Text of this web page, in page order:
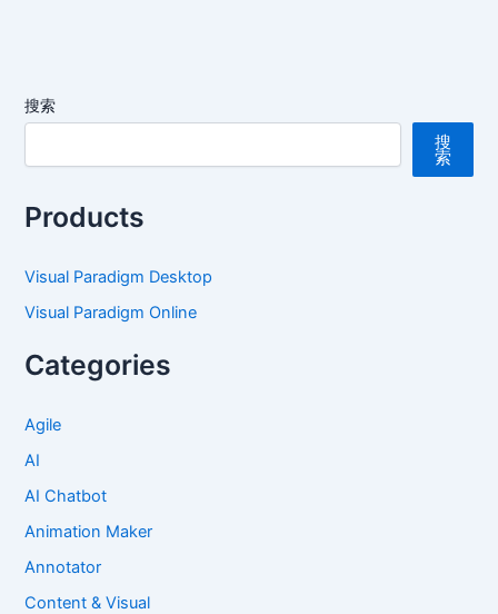
搜索
搜
索
Products
Visual Paradigm Desktop
Visual Paradigm Online
Categories
Agile
AI
AI Chatbot
Animation Maker
Annotator
Content & Visual